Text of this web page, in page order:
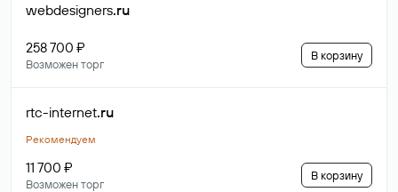
webdesigners.ru
258 700 ₽
Возможен торг
В корзину
rtc-internet.ru
Рекомендуем
11 700 ₽
Возможен торг
В корзину